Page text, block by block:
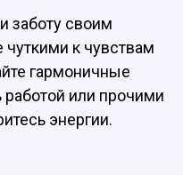
заботу своим
к чувствам
гармоничные
или прочими
энергии.